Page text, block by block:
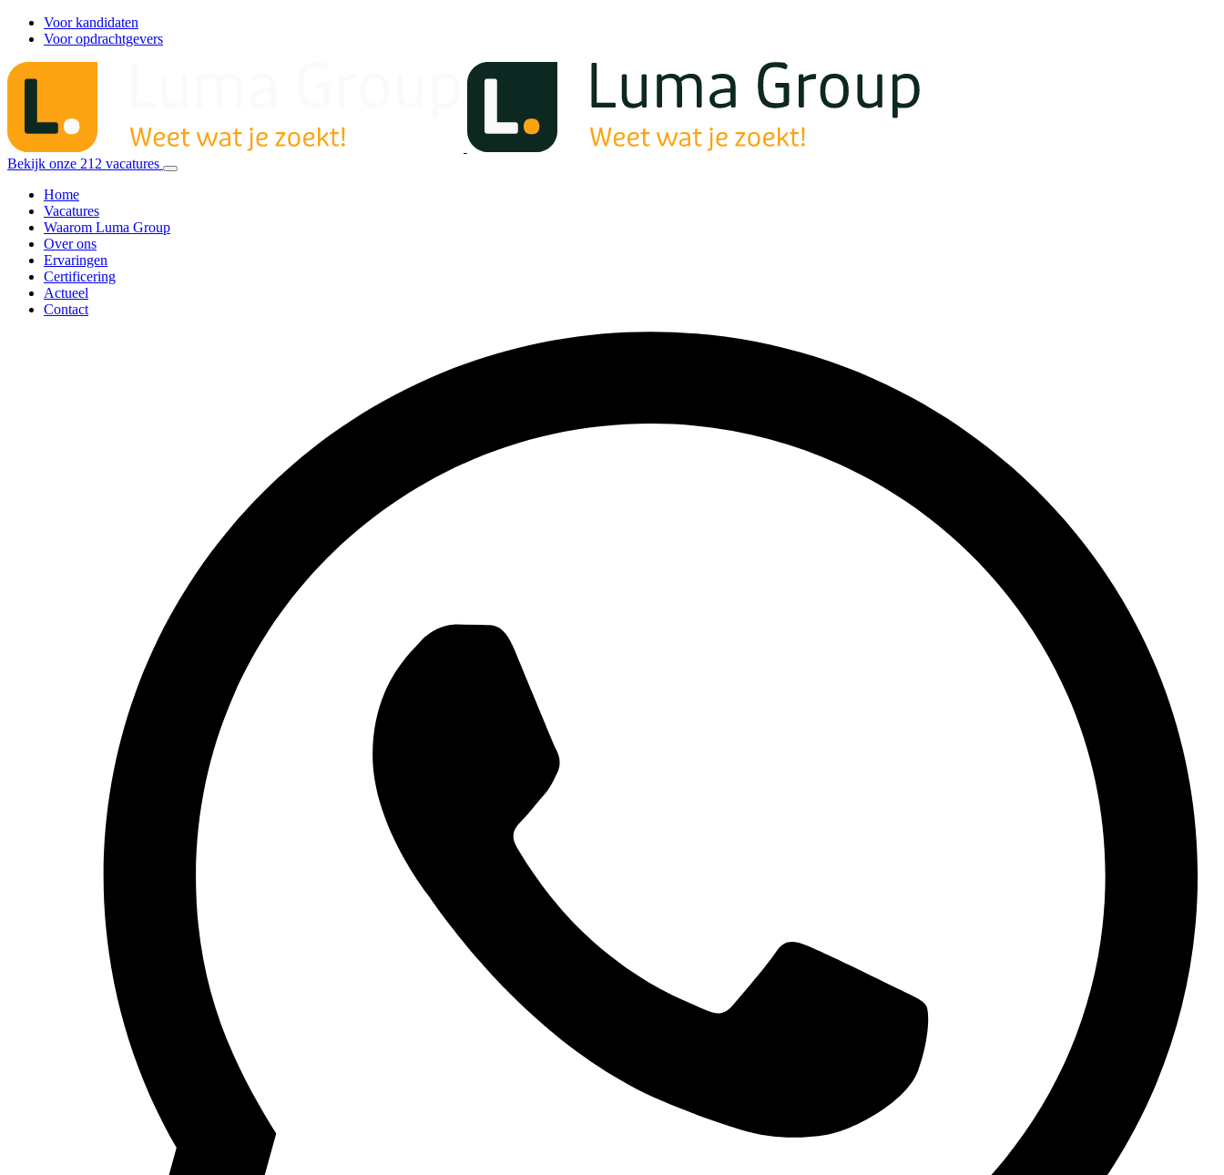
Voor kandidaten
Voor opdrachtgevers
Bekijk onze 212 vacatures
Home
Vacatures
Waarom Luma Group
Over ons
Ervaringen
Certificering
Actueel
Contact